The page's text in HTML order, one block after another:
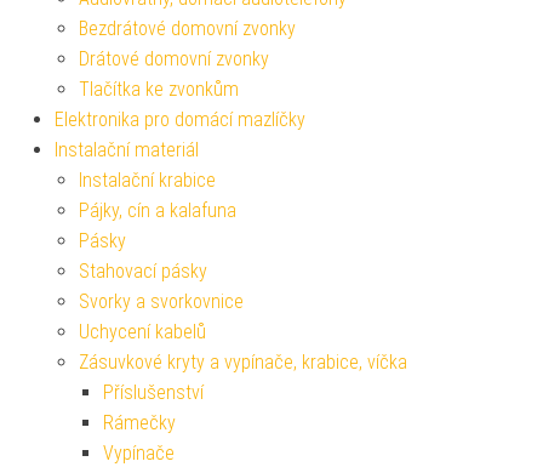
Bezdrátové domovní zvonky
Drátové domovní zvonky
Tlačítka ke zvonkům
Elektronika pro domácí mazlíčky
Instalační materiál
Instalační krabice
Pájky, cín a kalafuna
Pásky
Stahovací pásky
Svorky a svorkovnice
Uchycení kabelů
Zásuvkové kryty a vypínače, krabice, víčka
Příslušenství
Rámečky
Vypínače